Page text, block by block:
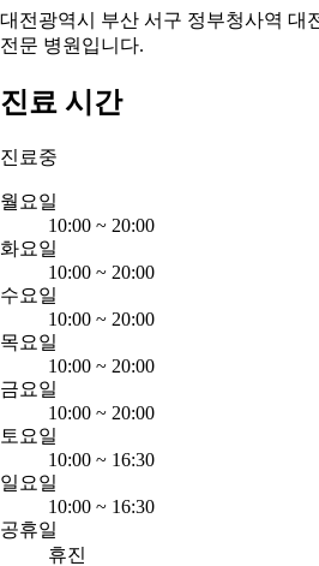
대전광역시 부산 서구 정부청사역 대
전문 병원입니다.
진료 시간
진료중
월요일
10:00 ~ 20:00
화요일
10:00 ~ 20:00
수요일
10:00 ~ 20:00
목요일
10:00 ~ 20:00
금요일
10:00 ~ 20:00
토요일
10:00 ~ 16:30
일요일
10:00 ~ 16:30
공휴일
휴진